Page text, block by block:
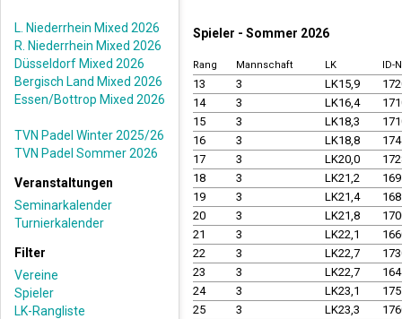
L. Niederrhein Mixed 2026
R. Niederrhein Mixed 2026
Düsseldorf Mixed 2026
Bergisch Land Mixed 2026
Essen/Bottrop Mixed 2026
TVN Padel Winter 2025/26
TVN Padel Sommer 2026
Veranstaltungen
Seminarkalender
Turnierkalender
Filter
Vereine
Spieler
LK-Rangliste
Spieler - Sommer 2026
Rang Mannschaft LK ID-
13 3 LK15,9
14
3 LK16,4
15
3 LK18,3
16
3 LK18,8
17
3 LK20,0
18
3 LK21,2
19
3 LK21,4
20
3 LK21,8
21
3 LK22,1
22
3 LK22,7
23
3 LK22,7
24
3 LK23,1
25
3 LK23,3